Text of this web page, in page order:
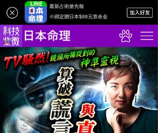
最新占術搶先報
※綁定贈日本$88元算命金